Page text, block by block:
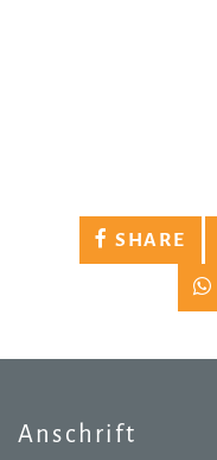
SHARE
Anschrift